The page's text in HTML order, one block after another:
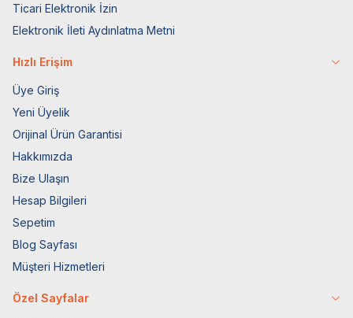
Ticari Elektronik İzin
Elektronik İleti Aydınlatma Metni
Hızlı Erişim
Üye Giriş
Yeni Üyelik
Orijinal Ürün Garantisi
Hakkımızda
Bize Ulaşın
Hesap Bilgileri
Sepetim
Blog Sayfası
Müşteri Hizmetleri
Özel Sayfalar